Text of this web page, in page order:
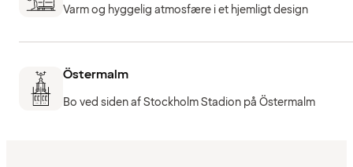
Varm og hyggelig atmosfære i et hjemligt design
Östermalm
Bo ved siden af Stockholm Stadion på Östermalm